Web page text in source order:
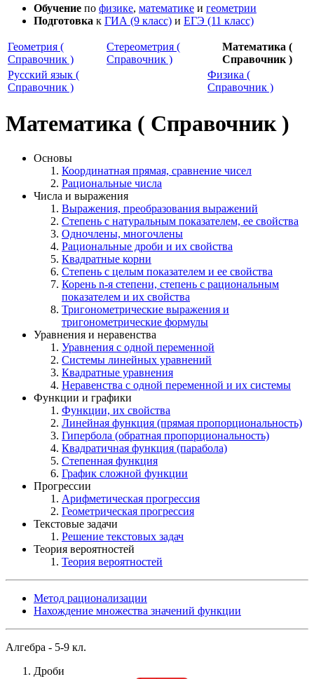
Обучение по физике, математике и геометрии
Подготовка к ГИА (9 класс) и ЕГЭ (11 класс)
Геометрия (
Справочник )
Стереометрия (
Справочник )
Математика (
Справочник )
Русский язык (
Справочник )
Физика (
Справочник )
Математика ( Справочник )
Основы
Координатная прямая, сравнение чисел
Рациональные числа
Числа и выражения
Выражения, преобразования выражений
Степень с натуральным показателем, ее свойства
Одночлены, многочлены
Рациональные дроби и их свойства
Квадратные корни
Степень с целым показателем и ее свойства
Корень n-я степени, степень с рациональным
показателем и их свойства
Тригонометрические выражения и
тригонометрические формулы
Уравнения и неравенства
Уравнения с одной переменной
Системы линейных уравнений
Квадратные уравнения
Неравенства с одной переменной и их системы
Функции и графики
Функции, их свойства
Линейная функция (прямая пропорциональность)
Гипербола (обратная пропорциональность)
Квадратичная функция (парабола)
Степенная функция
График сложной функции
Прогрессии
Арифметическая прогрессия
Геометрическая прогрессия
Текстовые задачи
Решение текстовых задач
Теория вероятностей
Теория вероятностей
Метод рационализации
Нахождение множества значений функции
Алгебра - 5-9 кл.
Дроби